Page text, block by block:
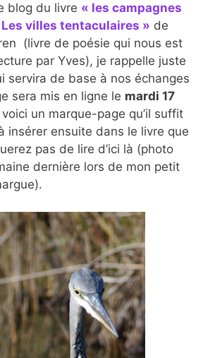
blog du livre « les campagnes
villes tentaculaires » de
(livre de poésie qui nous est
par Yves), je rappelle juste
servira de base à nos échanges
sera mis en ligne le mardi 17
voici un marque-page qu’il suffit
insérer ensuite dans le livre que
pas de lire d’ici là (photo
dernière lors de mon petit